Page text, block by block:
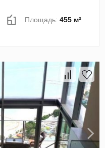
Площадь:455 м²